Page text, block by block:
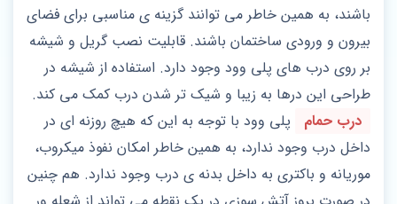
باشند، به همین خاطر می توانند گزینه ی مناسبی برای فضای
بیرون و ورودی ساختمان باشند. قابلیت نصب گریل و شیشه
بر روی درب های پلی وود وجود دارد. استفاده از شیشه در
طراحی این درها به زیبا و شیک تر شدن درب کمک می کند.
درب حمام
پلی وود با توجه به این که هیچ روزنه ای در
داخل درب وجود ندارد، به همین خاطر امکان نفوذ میکروب،
موریانه و باکتری به داخل بدنه ی درب وجود ندارد. هم چنین